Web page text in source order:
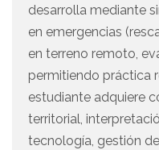
desarrolla mediante
en emergencias
en terreno remoto,
permitiendo práctica
estudiante adquiere
territorial,
tecnología, gestión